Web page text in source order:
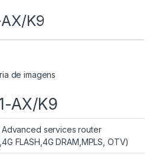
K9
de imagens
AX/K9
Advanced services router
FLASH,4G DRAM,MPLS, OTV)